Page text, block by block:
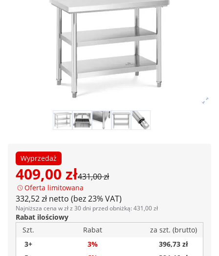
Wyprzedaż
409,00 zł431,00 zł
Oferta limitowana
332,52 zł netto (bez 23% VAT)
Najniższa cena w zł z 30 dni przed obniżką: 431,00 zł
Rabat ilościowy
Szt.
Rabat
za szt. (brutto)
3+
3%
396,73 zł